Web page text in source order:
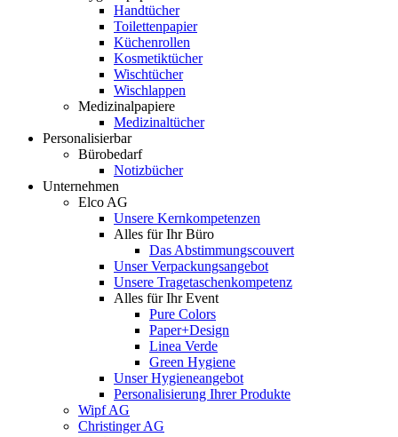
Handtücher
Toilettenpapier
Küchenrollen
Kosmetiktücher
Wischtücher
Wischlappen
Medizinalpapiere
Medizinaltücher
Personalisierbar
Bürobedarf
Notizbücher
Unternehmen
Elco AG
Unsere Kernkompetenzen
Alles für Ihr Büro
Das Abstimmungscouvert
Unser Verpackungsangebot
Unsere Tragetaschenkompetenz
Alles für Ihr Event
Pure Colors
Paper+Design
Linea Verde
Green Hygiene
Unser Hygieneangebot
Personalisierung Ihrer Produkte
Wipf AG
Christinger AG